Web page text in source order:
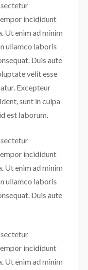
incididunt
Ut enim ad minim
ullamco laboris
Duis aute
velit esse
Excepteur
sunt in culpa
est laborum.
incididunt
Ut enim ad minim
ullamco laboris
Duis aute
incididunt
Ut enim ad minim